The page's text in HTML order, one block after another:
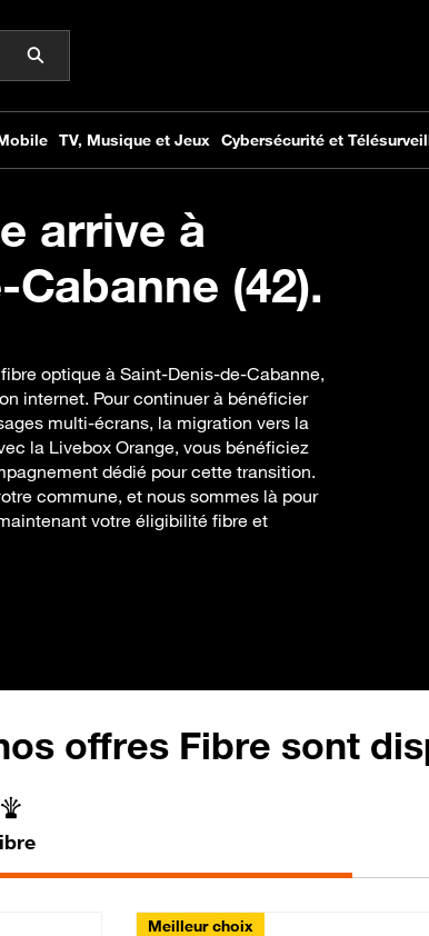
arrive à
(42).
optique à Saint-Denis-de-Cabanne,
internet. Pour continuer à bénéficier
multi-écrans, la migration vers la
la Livebox Orange, vous bénéficiez
dédié pour cette transition.
commune, et nous sommes là pour
votre éligibilité fibre et
offres Fibre sont
Meilleur choix